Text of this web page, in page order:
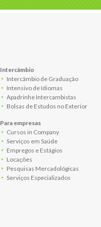
Intercâmbio
Intercâmbio de Graduação
Intensivo de Idiomas
Apadrinhe Intercambistas
Bolsas de Estudos no Exterior
Para empresas
Cursos in Company
Serviços em Saúde
Empregos e Estágios
Locações
Pesquisas Mercadológicas
Serviços Especializados